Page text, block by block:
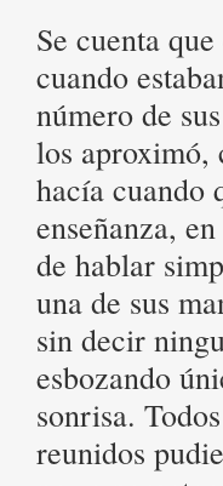
Se cuenta
cuando
número de
los aproximó,
hacía cuando
enseñanza,
de hablar
una de sus
sin decir
esbozando
sonrisa.
reunidos